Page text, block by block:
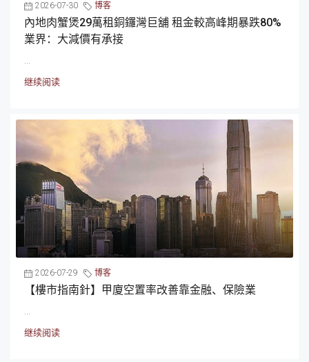
2026-07-30 博客
內地肉蟹煲29萬租銅鑼灣巨舖 租金較高峰期暴跌80%
業界：大減價有承接
...
继续阅读
2026-07-29 博客
【樓市指南針】甲廈空置率改善靠金融、保險業
...
继续阅读